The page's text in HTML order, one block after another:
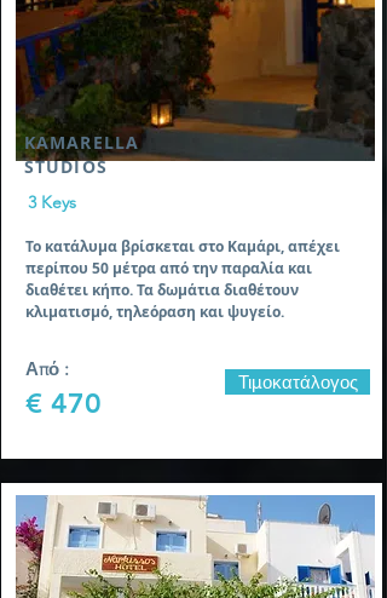
KAMARELLA
STUDIOS
3 Keys
Το κατάλυμα βρίσκεται στο Καμάρι, απέχει
περίπου 50 μέτρα από την παραλία και
διαθέτει κήπο. Τα δωμάτια διαθέτουν
κλιματισμό, τηλεόραση και ψυγείο.
Από :
€ 470
Τιμοκατάλογος